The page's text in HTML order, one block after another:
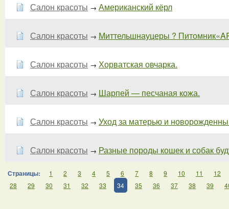
Салон красоты → Американский кёрл
Салон красоты → Миттельшнауцеры ?
Салон красоты → Хорватская овчарка.
Салон красоты → Шарпей — песчаная кожа.
Салон красоты → Уход за матерью и
Салон красоты → Разные породы кошек и собак
Страницы: 1 2 3 4 5 6 7 8 9 10 11
12
28
29 30 31 32 33 34 35 36 37 38 39